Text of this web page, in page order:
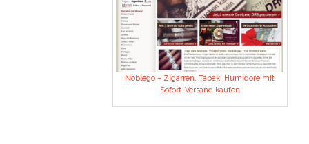
Noblego – Zigarren, Tabak, Humidore mit
Sofort-Versand kaufen